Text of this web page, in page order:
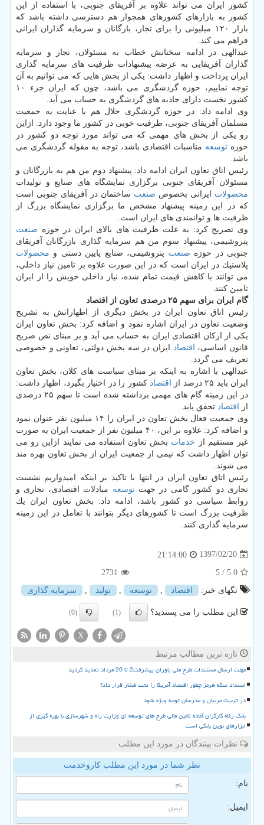
كشور ایران می تواند علاوه بر آفریقای جنوبی، با استفاده از این
كشور به بازارهای كشورهای همجوار هم دسترسی داشته باشد كه
بازار ۱۲۰ میلیونی را برای تجار، بازگانان و سرمایه گذاران ایرانی
فراهم می كند.
عبدالهی در ادامه سخنانش خطاب به مسئولان، تجار و سرمایه
گذاران آفریقایی به عرضه پیشنهادات ظرفیت های سرمایه گذاری
ایران پرداخت و اظهار داشت: یكی از بخش هایی كه می توانیم به آن
توجه نماییم، حوزه گردشگری می باشد، چون كه ایران جزء ۱۰
كشور نخست دارای جاذبه های گردشگری به حساب می آید.
وی ادامه داد: در حوزه گردشگری حلال هم با عنایت به جمعیت
مسلمان آفریقای جنوبی، ظرفیت خوبی در كشور ما وجود دارد. ازاین
رو یكی از بخش های مهمی كه می تواند مورد توجه دو كشور در
حوزه توسعه مناسبات اقتصادی باشد، توجه به مقوله گردشگری می
باشد.
رئیس اتاق تعاون ایران ادامه داد: پیشنهاد دوم من هم به بازرگانان و
مسئولان آفریقای جنوبی برگزاری نمایشگاه های صنایع و تولیدات
محصولات ایرانی بخصوص صنعت ساختمان در آفریقای جنوبی است
كه در این زمینه پیشنهاد مشخص ما برگزاری نمایشگاه بزرگ از
ظرفیت ها و توانمندی های ایران است.
وی تصریح كرد: به علت ظرفیت های بالای ایران در حوزه صنعت
پتروشیمی، پیشنهاد سوم من هم سرمایه گذاری بازرگانان آفریقای
جنوبی در حوزه صنعت پتروشیمی، صنایع پایین دستی و محصولات
پلاستیك در ایران است كه در این صورت علاوه بر تامین نیاز داخلی،
می توانند با كاهش قیمت تمام شده، نیاز داخلی خویش را از ایران
تامین كنند.
گام ایران برای سهم ۲۵ درصدی تعاون از اقتصاد
رئیس اتاق تعاون ایران در بخش دیگری از اظهاراتش به تشریح
وضعیت تعاون در ایران اشاره نمود و اضافه كرد: بخش تعاون ایران
یكی از اركان اقتصادی ایران به حساب می آید و بر مبنای نص صریح
قانون اساسی،
اقتصاد ایران در سه بخش دولتی، تعاونی و خصوصی
تعریف می گردد.
عبدالهی با اشاره به اینكه بر مبنای سیاست های كلان، بخش تعاون
ایران باید ۲۵ درصد از
اقتصاد كشور را در اختیار بگیرد، اظهار داشت:
در این زمینه گام های مهمی برداشته شده است تا سهم ۲۵ درصدی
از
اقتصاد تحقق یابد.
وی جمعیت فعال بخش تعاون در ایران را ۱۴ میلیون نفر عنوان نمود
و اضافه كرد: علاوه بر این، ۴۰ میلیون نفر از جمعیت ایران به صورت
غیر مستقیم از خدمات بخش تعاون استفاده می نمایند ازاین رو می
توان اظهار داشت كه نیمی از جمعیت ایران از بخش تعاون بهره مند
می شوند.
رئیس اتاق تعاون ایران در انتها با تاكید بر اینكه امیدواریم نشست
تجاری دو كشور گامی در جهتتوسعه مبادلات اقتصادی، تجاری و
روابط سیاسی دو كشور باشد، ادامه داد: بخش تعاون ایران یك
ظرفیت بزرگ است تا كشورهای دیگر بتوانند با تعامل در این زمینه
سرمایه گذاری كنند.
1397/02/20
21:14:00
5.0
/ 5
2731
تگهای خبر:
اقتصاد توسعه تولید سرمایه گذاری
این مطلب را می پسندید؟ (1)
(0)
X
تازه ترین مطالب مرتبط
مهلت ارسال مستندات طرح ملی یاوران پیشرفت2 تا 20 مرداد تمدید گردید
انسداد تنگه هرمز چطور اقتصاد آمریکا را تحت فشار قرار داد؟
در تربیت مربیان و مدرسان توجه ویژه شود
بانک رفاه کارگران آماده تامین مالی طرح های توسعه ای وزارت راه و شهرسازی با بهره گیری از
ابزارهای نوین بانکی است
نظرات بینندگان در مورد این مطلب
نظر شما در مورد این مطلب کاروخدمت
نام:
ایمیل: